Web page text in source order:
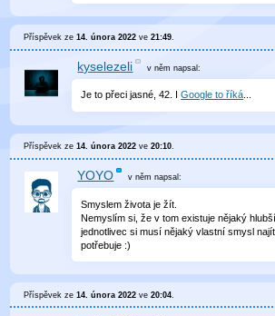
Příspěvek ze14. února 2022 ve21:49
kyselezeli v němnapsal:
Je to přeci jasné, 42. IGoogle to říká...
Příspěvek ze14. února 2022 ve20:10.
YOYO v němnapsal:
Smyslem života je žít.
Nemyslím si, že v tom existuje nějaký
jednotlivec si musí nějaký vlastní smysl
potřebuje :)
Příspěvek ze14. února 2022 ve20:04